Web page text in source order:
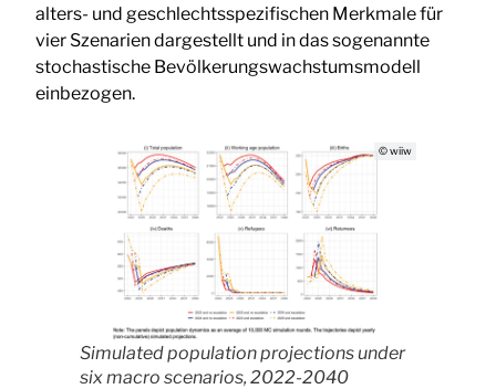
alters- und geschlechtsspezifischen Merkmale für
vier Szenarien dargestellt und in das sogenannte
stochastische Bevölkerungswachstumsmodell
einbezogen.
© wiiw
Simulated population projections under
six macro scenarios, 2022-2040